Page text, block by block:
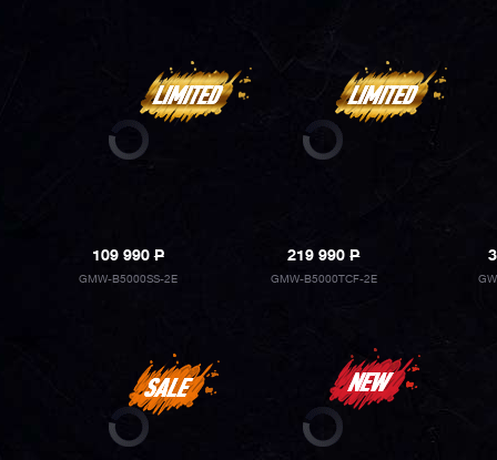
109 990P
GMW-B5000SS-2E
219 990P
GMW-B5000TCF-2E